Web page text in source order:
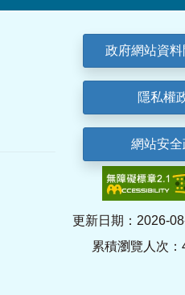
政府網站資
隱私權
網站安
更新日期：2026-
累積瀏覽人次